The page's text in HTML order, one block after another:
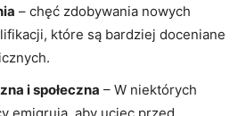
– chęć zdobywania nowych
które są bardziej doceniane
i społeczna – W niektórych